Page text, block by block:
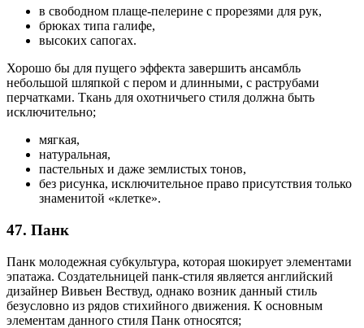
в свободном плаще-пелерине с прорезями для рук,
брюках типа галифе,
высоких сапогах.
Хорошо бы для пущего эффекта завершить ансамбль
небольшой шляпкой с пером и длинными, с раструбами
перчатками. Ткань для охотничьего стиля должна быть
исключительно;
мягкая,
натуральная,
пастельных и даже землистых тонов,
без рисунка, исключительное право присутствия только
знаменитой «клетке».
47. Панк
Панк молодежная субкультура, которая шокирует элементами
эпатажа. Создательницей панк-стиля является английский
дизайнер Вивьен Вествуд, однако возник данный стиль
безусловно из рядов стихийного движения. К основным
элементам данного стиля Панк относятся;